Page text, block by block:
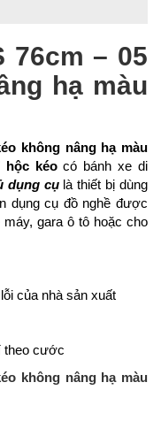
76cm – 05
hạ màu
không nâng hạ màu
hộc kéocó bánh xe di
dụng cụlà thiết bị dùng
dụng cụ đồ nghề được
gara ô tô hoặc cho
của nhà sản xuất
theo cước
không nâng hạ màu